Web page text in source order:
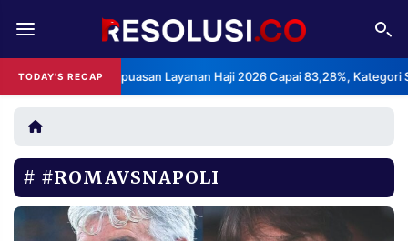
TODAY'S RECAP
Indeks Kepuasan Layanan Haji 2026 Capai 83,28%, Kategori Sangat
REDAKSI TENTANG
RESOLUSI IKLAN
RUBRIKASI
EDITORIAL AKSARA
#ROMAVSNAPOLI